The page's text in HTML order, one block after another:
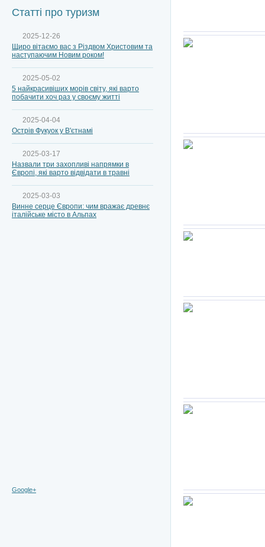
Статті про туризм
2025-12-26
Щиро вітаємо вас з Різдвом Христовим та
наступаючим Новим роком!
2025-05-02
5 найкрасивіших морів світу, які варто
побачити хоч раз у своєму житті
2025-04-04
Острів Фукуок у В'єтнамі
2025-03-17
Назвали три захопливі напрямки в
Європі, які варто відвідати в травні
2025-03-03
Винне серце Європи: чим вражає древнє
італійське місто в Альпах
Google+